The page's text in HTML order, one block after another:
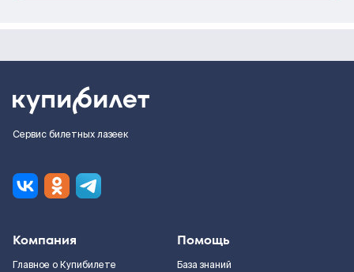
Сервис билетных лазеек
Компания
Главное о Купибилете
Помощь
База знаний